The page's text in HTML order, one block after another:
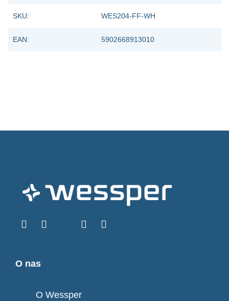
SKU: WES204-FF-WH
EAN: 5902668913010
O nas
O Wessper